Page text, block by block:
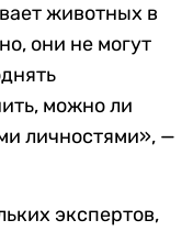
животных в
они не могут
можно ли
личностями», —
экспертов,